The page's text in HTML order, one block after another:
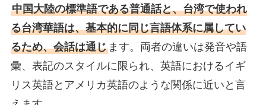
中国大陸の標準語である普通話と、台湾で使われ
る台湾華語は、基本的に同じ言語体系に属してい
るため、会話は通じます。両者の違いは発音や語
彙、表記のスタイルに限られ、英語におけるイギ
リス英語とアメリカ英語のような関係に近いと言